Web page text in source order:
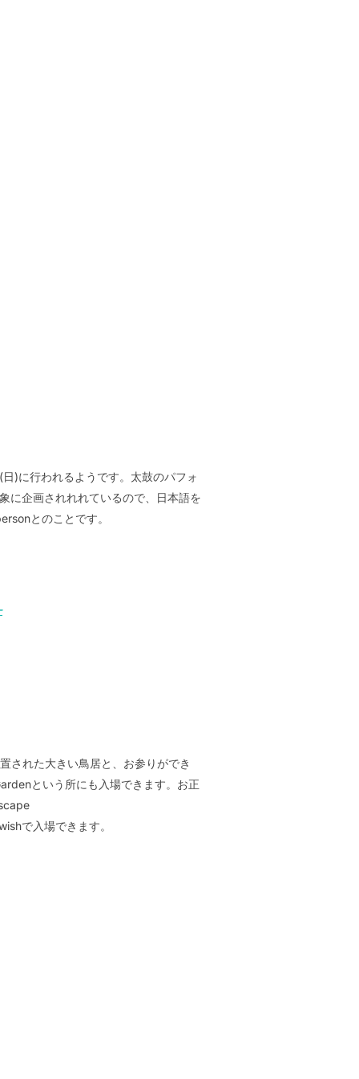
)に行われるようです。太鼓のパフォ
に企画されれれているので、日本語を
とのことです。
された大きい鳥居と、お参りができ
という所にも入場できます。お正
で入場できます。